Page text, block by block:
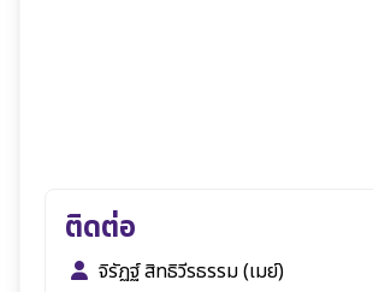
ติดต่อ
จิรัฏฐ์ สิทธิวีรธรรม (เมย์)